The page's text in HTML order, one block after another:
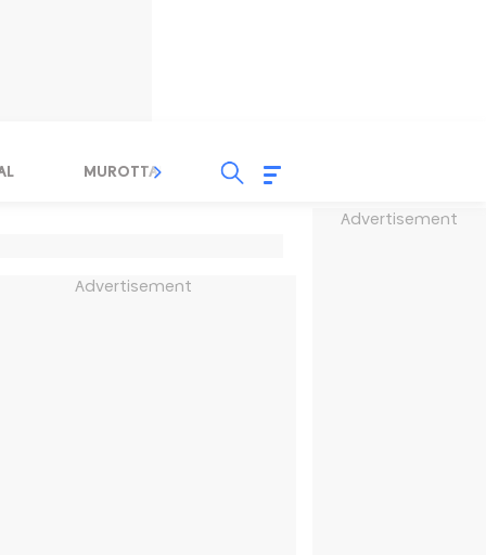
Advertisement
MUROTTAL TAUSYIAH
Advertisement